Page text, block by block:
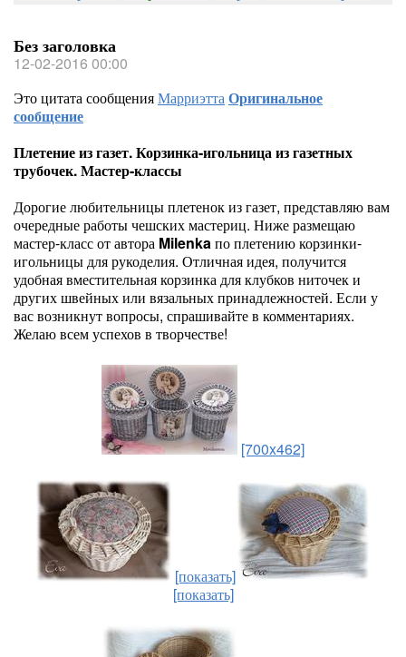
Без заголовка
12-02-2016 00:00
Это цитата сообщенияМарриэттаОригинальное
сообщение
Плетение из газет. Корзинка-игольница из газетных
трубочек. Мастер-классы
Дорогие любительницы плетенок из газет, представляю вам
очередные работы чешских мастериц. Ниже размещаю
мастер-класс от автора Milenkaпо плетению корзинки-
игольницы для рукоделия. Отличная идея, получится
удобная вместительная корзинка для клубков ниточек и
других швейных или вязальных принадлежностей. Если у
вас возникнут вопросы, спрашивайте в комментариях.
Желаю всем успехов в творчестве!
[700x462]
[показать]
[показать]